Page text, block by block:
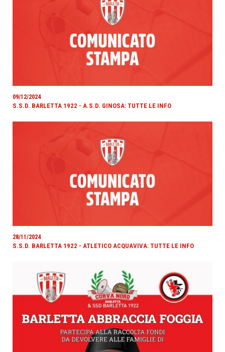
09/12/2024
S.S.D. BARLETTA 1922 - A.S.D. GINOSA: TUTTE LE INFO
28/11/2024
S.S.D. BARLETTA 1922 - ATLETICO ACQUAVIVA: TUTTE LE INFO